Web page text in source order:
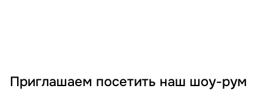
Приглашаем посетить наш шоу-рум